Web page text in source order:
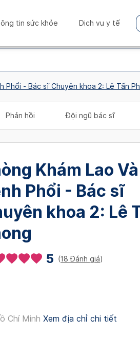
tin sức khỏe Dịch vụ y tế
Phổi - Bác sĩ Chuyên khoa 2: Lê Tấn
Phản hồi Đội ngũ bác sĩ
Khám Lao Và
Phổi - Bác sĩ
khoa 2: Lê
5 (18 Đánh giá)
Chí Minh Xem địa chỉ chi tiết